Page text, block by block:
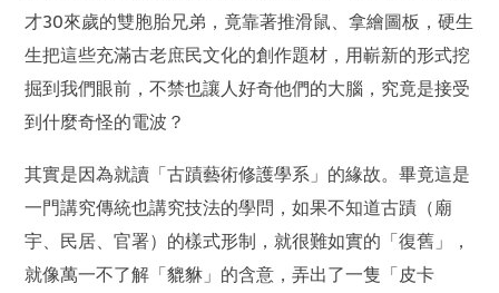
才30來歲的雙胞胎兄弟，竟靠著推滑鼠、拿繪圖板，硬生
生把這些充滿古老庶民文化的創作題材，用嶄新的形式挖
掘到我們眼前，不禁也讓人好奇他們的大腦，究竟是接受
到什麼奇怪的電波？
其實是因為就讀「古蹟藝術修護學系」的緣故。畢竟這是
一門講究傳統也講究技法的學問，如果不知道古蹟（廟
宇、民居、官署）的樣式形制，就很難如實的「復舊」，
就像萬一不了解「貔貅」的含意，弄出了一隻「皮卡